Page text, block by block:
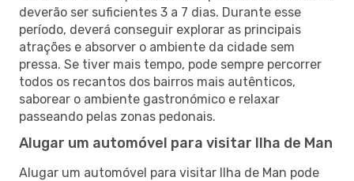
deverão ser suficientes 3 a 7 dias. Durante esse
período, deverá conseguir explorar as principais
atrações e absorver o ambiente da cidade sem
pressa. Se tiver mais tempo, pode sempre percorrer
todos os recantos dos bairros mais autênticos,
saborear o ambiente gastronómico e relaxar
passeando pelas zonas pedonais.
Alugar um automóvel para visitar Ilha de Man
Alugar um automóvel para visitar Ilha de Man pode